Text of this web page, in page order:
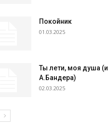
Покойник
01.03.2025
Ты лети, моя душа (и
А.Бандера)
02.03.2025